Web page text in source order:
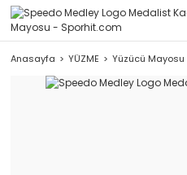
Anasayfa YÜZME Yüzücü Mayosu